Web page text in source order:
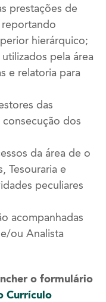
prestações de
hierárquico;
pela área
e relatoria para
das
dos
da área de o
Tesouraria e
peculiares
acompanhadas
ou Analista
o formulário
Currículo